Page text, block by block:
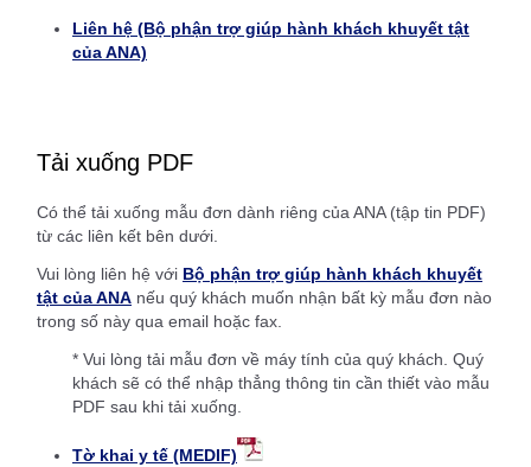
Liên hệ (Bộ phận trợ giúp hành khách khuyết tật
của ANA)
Tải xuống PDF
Có thể tải xuống mẫu đơn dành riêng của ANA (tập tin PDF)
từ các liên kết bên dưới.
Vui lòng liên hệ với Bộ phận trợ giúp hành khách khuyết
tật của ANA nếu quý khách muốn nhận bất kỳ mẫu đơn nào
trong số này qua email hoặc fax.
* Vui lòng tải mẫu đơn về máy tính của quý khách. Quý
khách sẽ có thể nhập thẳng thông tin cần thiết vào mẫu
PDF sau khi tải xuống.
Tờ khai y tế (MEDIF)